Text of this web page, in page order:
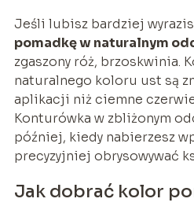
Jeśli lubisz bardziej
pomadkę w naturalnym
zgaszony róż, brzoskwinia.
naturalnego koloru ust są
aplikacji niż ciemne
Konturówka w zbliżonym
później, kiedy nabierzesz
precyzyjniej obrysowywać
Jak dobrać kolor